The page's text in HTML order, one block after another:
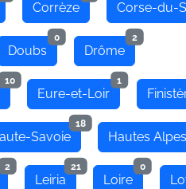
Corrèze Corse-du-
Doubs
0
Drôme
2
10
Eure-et-Loir
1
Savoie
18
Hautes Alpes
2
Leiria
21
Loire
0